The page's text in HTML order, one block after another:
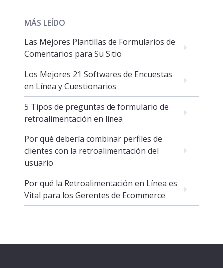
MÁS LEÍDO
Las Mejores Plantillas de Formularios de
Comentarios para Su Sitio
Los Mejores 21 Softwares de Encuestas
en Línea y Cuestionarios
5 Tipos de preguntas de formulario de
retroalimentación en línea
Por qué debería combinar perfiles de
clientes con la retroalimentación del
usuario
Por qué la Retroalimentación en Línea es
Vital para los Gerentes de Ecommerce